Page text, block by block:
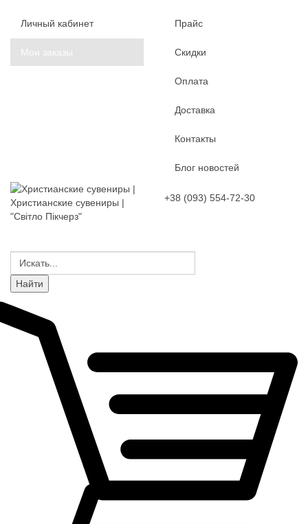
Личный кабинет
Мои заказы
Прайс
Скидки
Оплата
Доставка
Контакты
Блог новостей
Христианские сувениры |
"Світло Пікчерз"
+38 (093) 554-72-30